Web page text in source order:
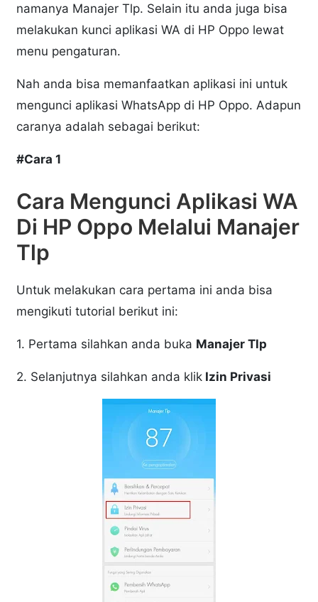
namanya Manajer Tlp. Selain itu anda juga bisa
melakukan kunci aplikasi WA di HP Oppo lewat
menu pengaturan.
Nah anda bisa memanfaatkan aplikasi ini untuk
mengunci aplikasi WhatsApp di HP Oppo. Adapun
caranya adalah sebagai berikut:
#Cara 1
Cara Mengunci Aplikasi WA
Di HP Oppo Melalui Manajer
Tlp
Untuk melakukan cara pertama ini anda bisa
mengikuti tutorial berikut ini:
1. Pertama silahkan anda buka Manajer Tlp
2. Selanjutnya silahkan anda klik Izin Privasi